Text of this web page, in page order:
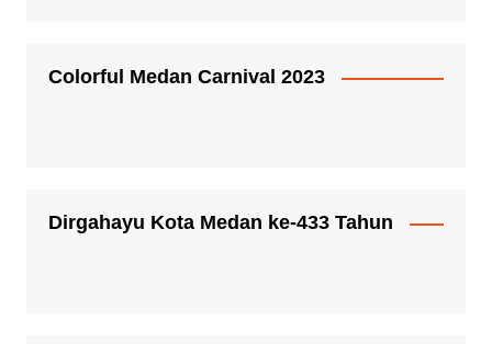
Colorful Medan Carnival 2023
Dirgahayu Kota Medan ke-433 Tahun